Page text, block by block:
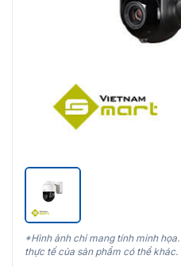
*Hình ảnh chỉ mang tính minh
thực tế của sản phẩm có thể khác.